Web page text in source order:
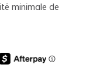
minimale de